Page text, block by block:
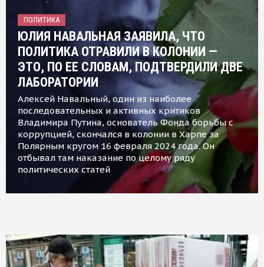
ПОЛИТИКА
ЮЛИЯ НАВАЛЬНАЯ ЗАЯВИЛА, ЧТО
ПОЛИТИКА ОТРАВИЛИ В КОЛОНИИ —
ЭТО, ПО ЕЕ СЛОВАМ, ПОДТВЕРДИЛИ ДВЕ
ЛАБОРАТОРИИ
Алексей Навальный, один из наиболее
последовательных и активных критиков
Владимира Путина, основатель Фонда борьбы с
коррупцией, скончался в колонии в Харпе за
Полярным кругом 16 февраля 2024 года. Он
отбывал там наказание по целому ряду
политических статей